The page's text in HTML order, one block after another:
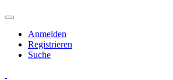
Anmelden
Registrieren
Suche